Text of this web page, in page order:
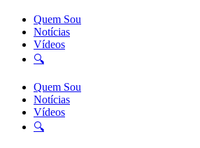
Quem Sou
Notícias
Vídeos
🔍
Quem Sou
Notícias
Vídeos
🔍